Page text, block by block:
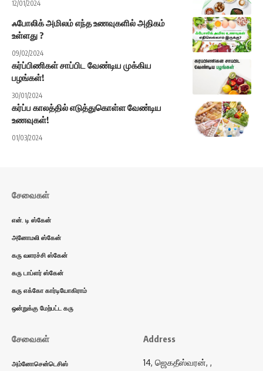
12/01/2024
ஃபோலிக் அமிலம் எந்த உணவுகளில் அதிகம்
உள்ளது ?
09/02/2024
கர்ப்பிணிகள் சாப்பிட வேண்டிய முக்கிய
பழங்கள்!
30/01/2024
கர்ப்ப காலத்தில் எடுத்துகொள்ள வேண்டிய
உணவுகள்!
01/03/2024
சேவைகள்
என். டி ஸ்கேன்
அனோமலி ஸ்கேன்
கரு வளரச்சி ஸ்கேன்
கரு டாப்ளர் ஸ்கேன்
கரு எக்கோ கார்டியோகிராம்
ஒன்றுக்கு மேற்பட்ட கரு
சேவைகள்
அம்னோசென்டெசிஸ்
Address
14, ஜெகதீஸ்வரன், ,